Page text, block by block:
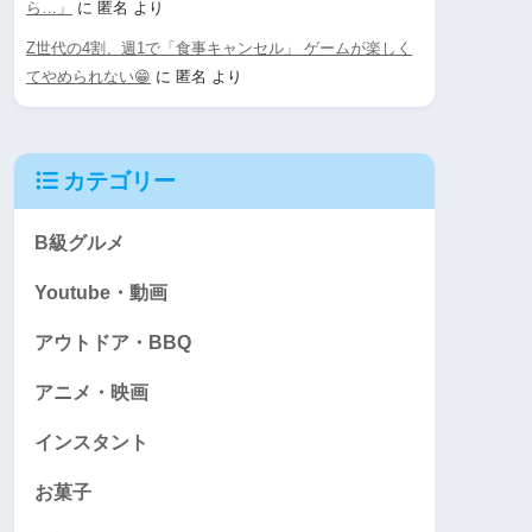
ら…」
に 匿名 より
Z世代の4割、週1で「食事キャンセル」 ゲームが楽しく
てやめられない😁 に 匿名 より
カテゴリー
B級グルメ
Youtube・動画
アウトドア・BBQ
アニメ・映画
インスタント
お菓子